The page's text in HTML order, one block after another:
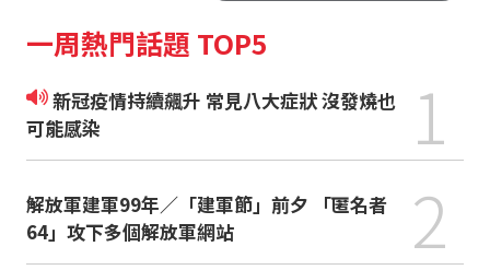
一周熱門話題 TOP5
新冠疫情持續飆升 常見八大症狀 沒發燒也
可能感染
1
解放軍建軍99年／「建軍節」前夕 「匿名者
64」攻下多個解放軍網站
2